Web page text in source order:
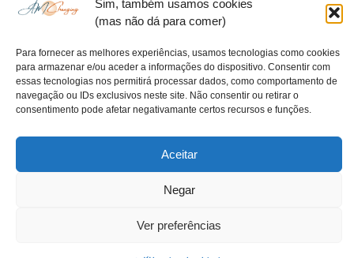
Sim, também usamos cookies
(mas não dá para comer)
Para fornecer as melhores experiências, usamos tecnologias como cookies
para armazenar e/ou aceder a informações do dispositivo. Consentir com
essas tecnologias nos permitirá processar dados, como comportamento de
navegação ou IDs exclusivos neste site. Não consentir ou retirar o
consentimento pode afetar negativamante certos recursos e funções.
Aceitar
Negar
Ver preferências
©2022 Alexandre Monteiro - Protegendo o que é nosso.
Todos os direitos reservados